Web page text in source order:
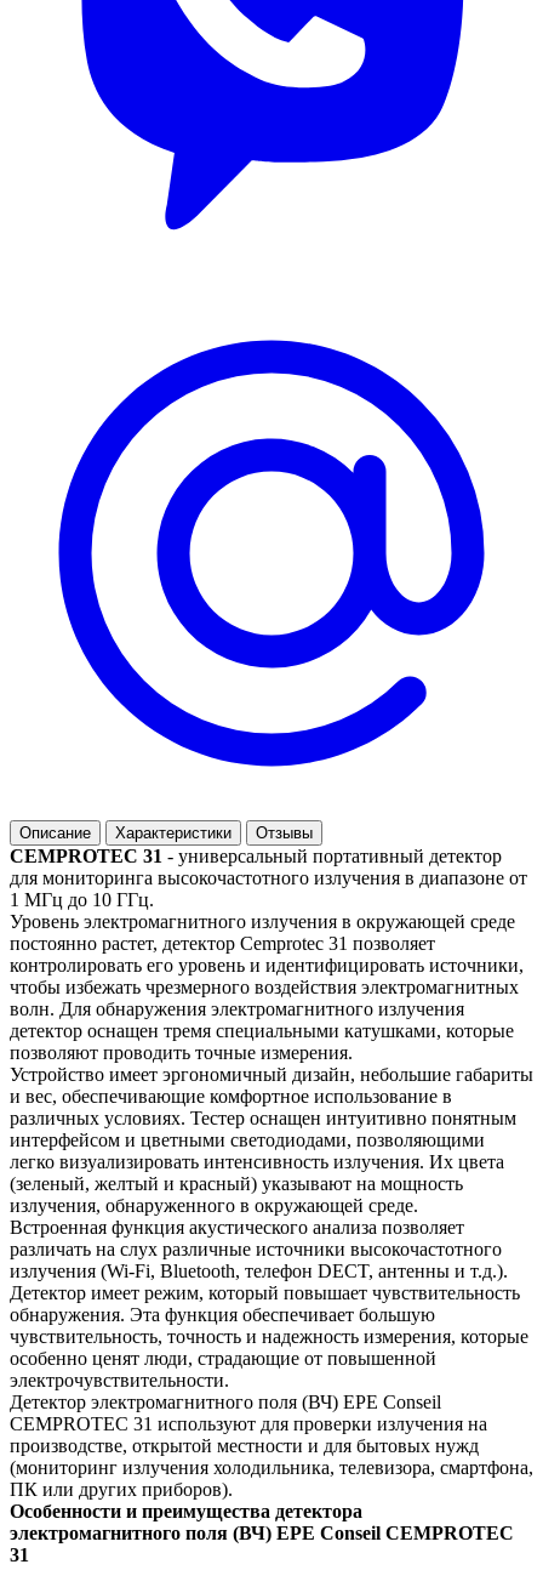
Описание Характеристики Отзывы
CEMPROTEC 31 - универсальный портативный детектор
для мониторинга высокочастотного излучения в диапазоне от
1 МГц до 10 ГГц.
Уровень электромагнитного излучения в окружающей среде
постоянно растет, детектор Cemprotec 31 позволяет
контролировать его уровень и идентифицировать источники,
чтобы избежать чрезмерного воздействия электромагнитных
волн. Для обнаружения электромагнитного излучения
детектор оснащен тремя специальными катушками, которые
позволяют проводить точные измерения.
Устройство имеет эргономичный дизайн, небольшие габариты
и вес, обеспечивающие комфортное использование в
различных условиях. Тестер оснащен интуитивно понятным
интерфейсом и цветными светодиодами, позволяющими
легко визуализировать интенсивность излучения. Их цвета
(зеленый, желтый и красный) указывают на мощность
излучения, обнаруженного в окружающей среде.
Встроенная функция акустического анализа позволяет
различать на слух различные источники высокочастотного
излучения (Wi-Fi, Bluetooth, телефон DECT, антенны и т.д.).
Детектор имеет режим, который повышает чувствительность
обнаружения. Эта функция обеспечивает большую
чувствительность, точность и надежность измерения, которые
особенно ценят люди, страдающие от повышенной
электрочувствительности.
Детектор электромагнитного поля (ВЧ) EPE Conseil
CEMPROTEC 31 используют для проверки излучения на
производстве, открытой местности и для бытовых нужд
(мониторинг излучения холодильника, телевизора, смартфона,
ПК или других приборов).
Особенности и преимущества детектора
электромагнитного поля (ВЧ) EPE Conseil CEMPROTEC
31